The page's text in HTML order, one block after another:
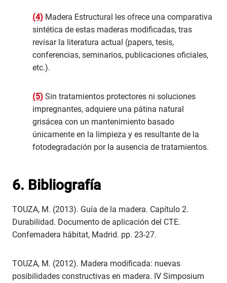
(4) Madera Estructural les ofrece una comparativa
sintética de estas maderas modificadas, tras
revisar la literatura actual (papers, tesis,
conferencias, seminarios, publicaciones oficiales,
etc.).
(5) Sin tratamientos protectores ni soluciones
impregnantes, adquiere una pátina natural
grisácea con un mantenimiento basado
únicamente en la limpieza y es resultante de la
fotodegradación por la ausencia de tratamientos.
6. Bibliografía
TOUZA, M. (2013). Guía de la madera. Capítulo 2.
Durabilidad. Documento de aplicación del CTE.
Confemadera hábitat, Madrid. pp. 23-27.
TOUZA, M. (2012). Madera modificada: nuevas
posibilidades constructivas en madera. IV Simposium